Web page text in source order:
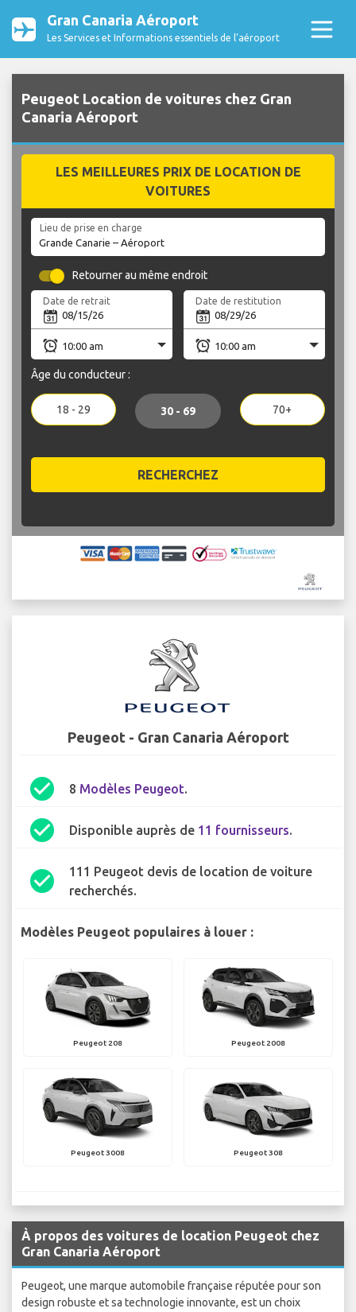
Gran Canaria Aéroport
Les Services et Informations essentiels de l’aéroport
Peugeot Location de voitures chez Gran
Canaria Aéroport
LES MEILLEURES PRIX DE LOCATION DE
VOITURES
Lieu de prise en charge
Retourner au même endroit
Date de retrait Date de restitution
Âge du conducteur :
18 - 29 30 - 69 70+
RECHERCHEZ
Peugeot - Gran Canaria Aéroport
check_circle 8 Modèles Peugeot.
check_circle Disponible auprès de 11 fournisseurs.
check_circle
111 Peugeot devis de location de voiture
recherchés.
Modèles Peugeot populaires à louer :
Peugeot 208 Peugeot 2008
Peugeot 3008 Peugeot 308
À propos des voitures de location Peugeot chez
Gran Canaria Aéroport
Peugeot, une marque automobile française réputée pour son
design robuste et sa technologie innovante, est un choix